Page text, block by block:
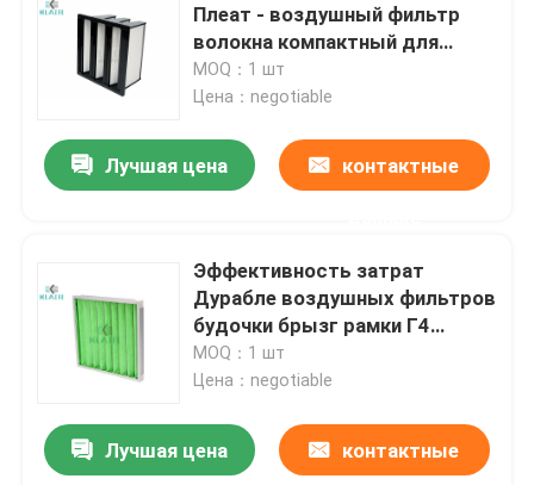
Плеат - воздушный фильтр
волокна компактный для
большого тома воздуха
MOQ：1 шт
Цена：negotiable
Лучшая цена контактные
Эффективность затрат
Дурабле воздушных фильтров
будочки брызг рамки Г4
многоразовая
MOQ：1 шт
Цена：negotiable
Лучшая цена контактные